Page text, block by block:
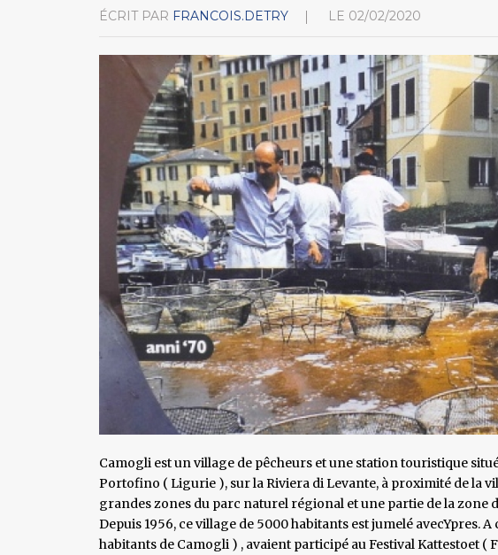
ÉCRIT PAR FRANCOIS.DETRY LE 02/02/2020
Camogli est un village de pêcheurs et une station touristique
Portofino ( Ligurie ), sur la Riviera di Levante, à proximité de la
grandes zones du parc naturel régional et une partie de la
Depuis 1956, ce village de 5000 habitants est jumelé avecYpres.
habitants de Camogli ) , avaient participé au Festival Kattestoet (